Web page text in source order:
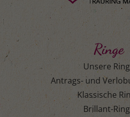
Ringe
Unsere
Antrags- und
Klassische
Brillant-